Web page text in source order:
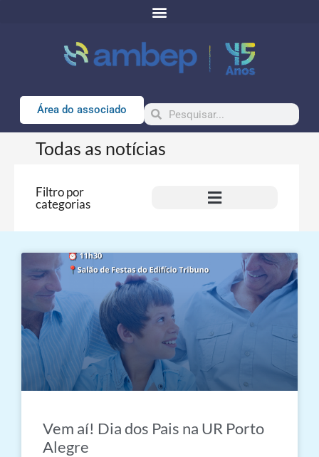
Área do associado
Todas as notícias
Filtro por
categorias
Vem aí! Dia dos Pais na UR Porto
Alegre